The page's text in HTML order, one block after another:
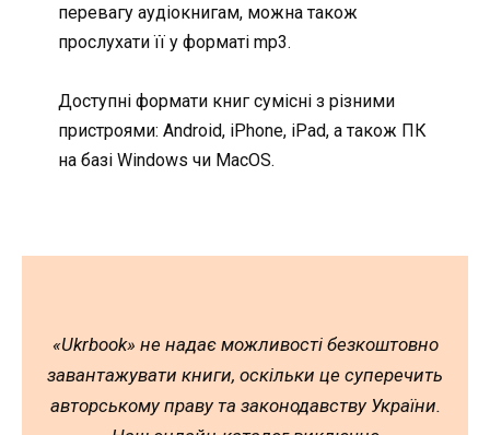
перевагу аудіокнигам, можна також
прослухати її у форматі mp3.
Доступні формати книг сумісні з різними
пристроями: Android, iPhone, iPad, а також ПК
на базі Windows чи MacOS.
«Ukrbook» не надає можливості безкоштовно
завантажувати книги, оскільки це суперечить
авторському праву та законодавству України.